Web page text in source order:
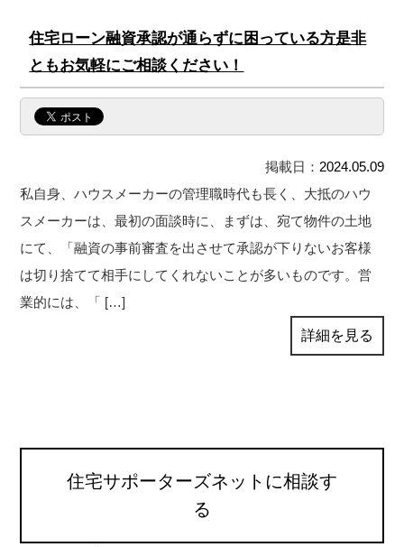
住宅ローン融資承認が通らずに困っている方是非
ともお気軽にご相談ください！
掲載日： 2024.05.09
私自身、ハウスメーカーの管理職時代も長く、大抵のハウ
スメーカーは、最初の面談時に、まずは、宛て物件の土地
にて、「融資の事前審査を出させて承認が下りないお客様
は切り捨てて相手にしてくれないことが多いものです。営
業的には、「 […]
詳細を見る
住宅サポーターズネットに相談す
る